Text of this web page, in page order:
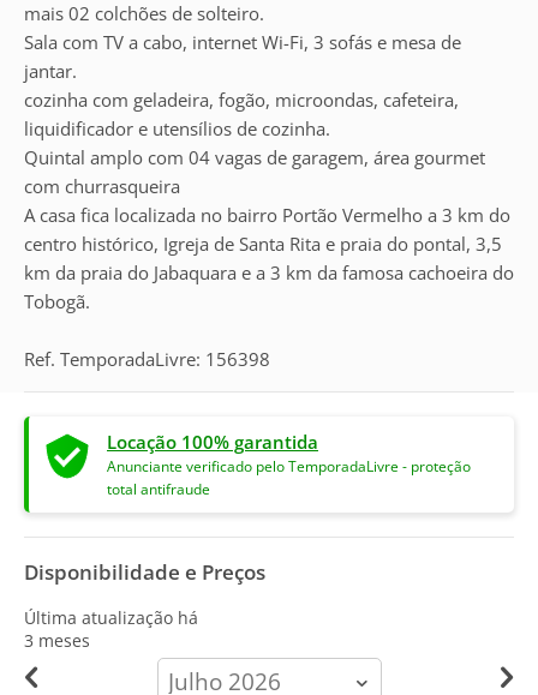
mais 02 colchões de solteiro.
Sala com TV a cabo, internet Wi-Fi, 3 sofás e mesa de
jantar.
cozinha com geladeira, fogão, microondas, cafeteira,
liquidificador e utensílios de cozinha.
Quintal amplo com 04 vagas de garagem, área gourmet
com churrasqueira
A casa fica localizada no bairro Portão Vermelho a 3 km do
centro histórico, Igreja de Santa Rita e praia do pontal, 3,5
km da praia do Jabaquara e a 3 km da famosa cachoeira do
Tobogã.
Ref. TemporadaLivre: 156398
Locação 100% garantida
Anunciante verificado pelo TemporadaLivre - proteção
total antifraude
Disponibilidade e Preços
Última atualização há
3 meses
calendar-